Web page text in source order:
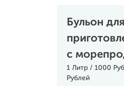
Бульон для
с
1 Литр / 1000
Рублей